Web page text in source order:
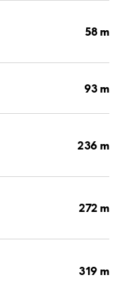
58 m
93 m
236 m
272 m
319 m